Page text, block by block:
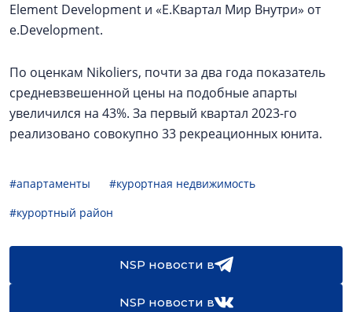
Element Development и «Е.Квартал Мир Внутри» от
e.Development.
По оценкам Nikoliers, почти за два года показатель
средневзвешенной цены на подобные апарты
увеличился на 43%. За первый квартал 2023-го
реализовано совокупно 33 рекреационных юнита.
#апартаменты
#курортная недвижимость
#курортный район
NSP новости в
NSP новости в